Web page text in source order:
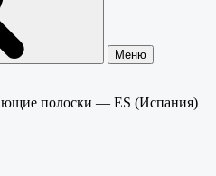
Меню
полоски — ES (Испания)